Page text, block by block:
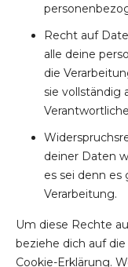
Recht auf
alle deine
die
sie vollständig
deiner Daten
es sei denn
Verarbeitung.
Um diese Rechte
beziehe dich auf
Cookie-Erklärung.